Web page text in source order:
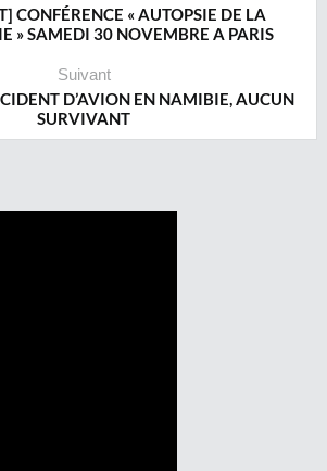
CONFÉRENCE « AUTOPSIE DE LA
» SAMEDI 30 NOVEMBRE A PARIS
Suivant
D’AVION EN NAMIBIE, AUCUN
SURVIVANT